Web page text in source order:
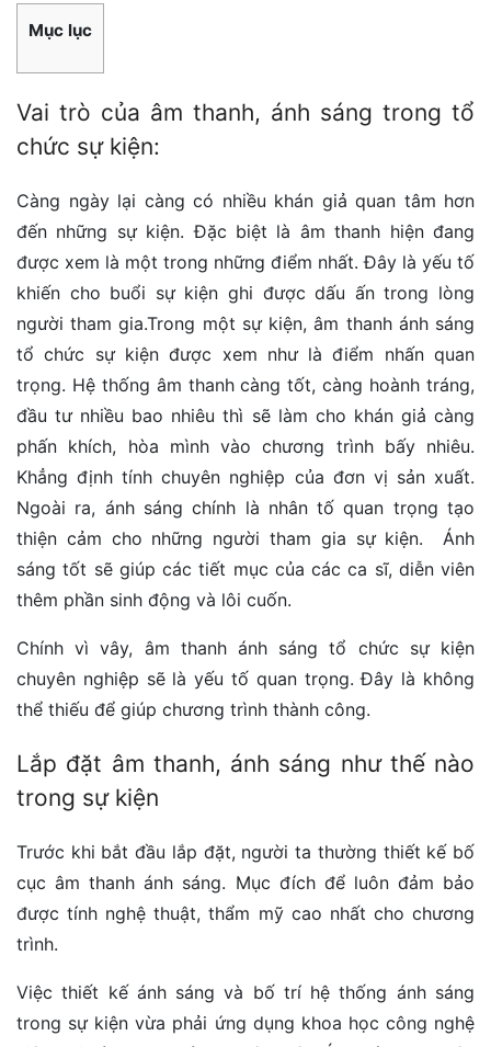
Mục lục
Vai trò của âm thanh, ánh sáng trong tổ
chức sự kiện:
Càng ngày lại càng có nhiều khán giả quan tâm hơn
đến những sự kiện. Đặc biệt là âm thanh hiện đang
được xem là một trong những điểm nhất. Đây là yếu tố
khiến cho buổi sự kiện ghi được dấu ấn trong lòng
người tham gia.Trong một sự kiện, âm thanh ánh sáng
tổ chức sự kiện được xem như là điểm nhấn quan
trọng. Hệ thống âm thanh càng tốt, càng hoành tráng,
đầu tư nhiều bao nhiêu thì sẽ làm cho khán giả càng
phấn khích, hòa mình vào chương trình bấy nhiêu.
Khẳng định tính chuyên nghiệp của đơn vị sản xuất.
Ngoài ra, ánh sáng chính là nhân tố quan trọng tạo
thiện cảm cho những người tham gia sự kiện. Ánh
sáng tốt sẽ giúp các tiết mục của các ca sĩ, diễn viên
thêm phần sinh động và lôi cuốn.
Chính vì vây, âm thanh ánh sáng tổ chức sự kiện
chuyên nghiệp sẽ là yếu tố quan trọng. Đây là không
thể thiếu để giúp chương trình thành công.
Lắp đặt âm thanh, ánh sáng như thế nào
trong sự kiện
Trước khi bắt đầu lắp đặt, người ta thường thiết kế bố
cục âm thanh ánh sáng. Mục đích để luôn đảm bảo
được tính nghệ thuật, thẩm mỹ cao nhất cho chương
trình.
Việc thiết kế ánh sáng và bố trí hệ thống ánh sáng
trong sự kiện vừa phải ứng dụng khoa học công nghệ